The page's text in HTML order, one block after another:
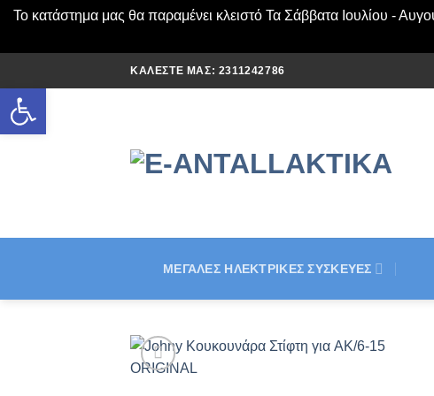
Ανοίξτε τη γραμμή εργαλείων
Το κατάστημα μας θα παραμένει κλειστό Τα Σάββατα Ιουλίου -
στο
περιεχόμενο
ΚΑΛΈΣΤΕ ΜΑΣ: 2311242786
ΜΕΓΆΛΕΣ ΗΛΕΚΤΡΙΚΈΣ ΣΥΣΚΕΥΈΣ